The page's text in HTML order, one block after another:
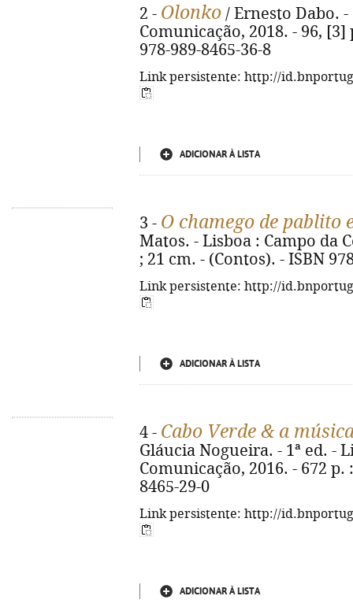
2 - Olonko / Ernesto Dabo. -
Comunicação, 2018. - 96, [3]
978-989-8465-36-8
Link persistente: http://
ADICIONAR À LISTA
3 - O chamego de pablito
Matos. - Lisboa : Campo da
; 21 cm. - (Contos). - ISBN
Link persistente: http://
ADICIONAR À LISTA
4 - Cabo Verde & a
Gláucia Nogueira. - 1ª ed. -
Comunicação, 2016. - 672 p.
8465-29-0
Link persistente: http://
ADICIONAR À LISTA